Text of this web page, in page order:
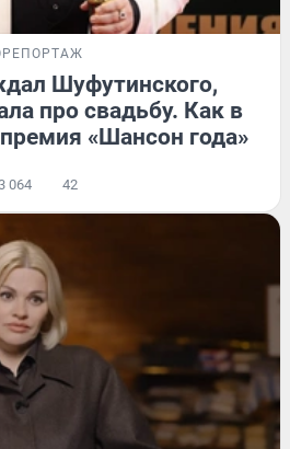
Шуфутинского,
про свадьбу. Как в
«Шансон года»
064 42